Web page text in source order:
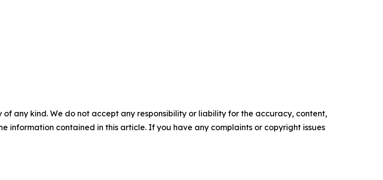
any kind. We do not accept any responsibility or liability for the accuracy, content,
information contained in this article. If you have any complaints or copyright issues